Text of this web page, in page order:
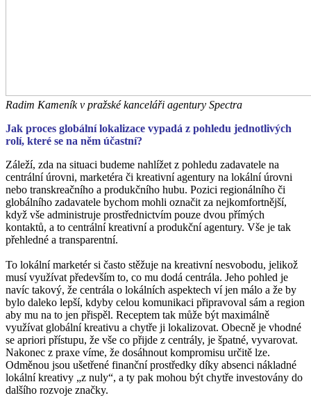
Radim Kameník v pražské kanceláři agentury Spectra
Jak proces globální lokalizace vypadá z pohledu jednotlivých
rolí, které se na něm účastní?
Záleží, zda na situaci budeme nahlížet z pohledu zadavatele na
centrální úrovni, marketéra či kreativní agentury na lokální úrovni
nebo transkreačního a produkčního hubu. Pozici regionálního či
globálního zadavatele bychom mohli označit za nejkomfortnější,
když vše administruje prostřednictvím pouze dvou přímých
kontaktů, a to centrální kreativní a produkční agentury. Vše je tak
přehledné a transparentní.
To lokální marketér si často stěžuje na kreativní nesvobodu, jelikož
musí využívat především to, co mu dodá centrála. Jeho pohled je
navíc takový, že centrála o lokálních aspektech ví jen málo a že by
bylo daleko lepší, kdyby celou komunikaci připravoval sám a region
aby mu na to jen přispěl. Receptem tak může být maximálně
využívat globální kreativu a chytře ji lokalizovat. Obecně je vhodné
se apriori přístupu, že vše co přijde z centrály, je špatné, vyvarovat.
Nakonec z praxe víme, že dosáhnout kompromisu určitě lze.
Odměnou jsou ušetřené finanční prostředky díky absenci nákladné
lokální kreativy „z nuly“, a ty pak mohou být chytře investovány do
dalšího rozvoje značky.